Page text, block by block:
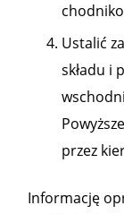
Ustalić
składu i
przez
Informację